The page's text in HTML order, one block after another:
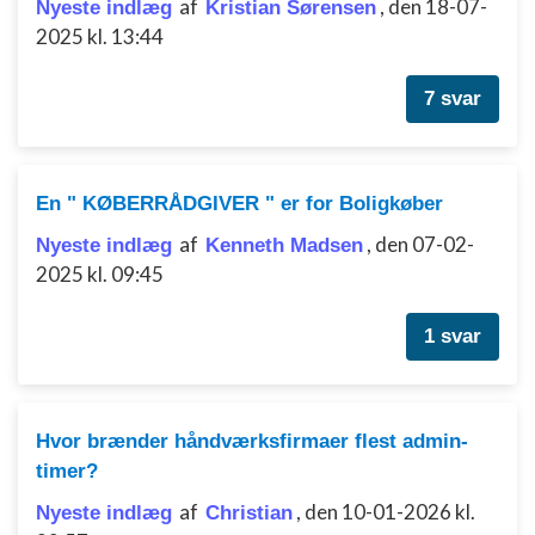
Nyeste indlæg af Kristian Sørensen , den 18-07-
2025 kl. 13:44
7 svar
En " KØBERRÅDGIVER " er for Boligkøber
Nyeste indlæg af Kenneth Madsen , den 07-02-
2025 kl. 09:45
1 svar
Hvor brænder håndværksfirmaer flest admin-
timer?
Nyeste indlæg af Christian , den 10-01-2026 kl.
Forstå målgrupper gennem statistikker eller
indhold
IAB Special Features:
Bruge præcise geografiske
Nødvendig